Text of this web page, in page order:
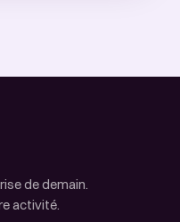
de demain.
activité.